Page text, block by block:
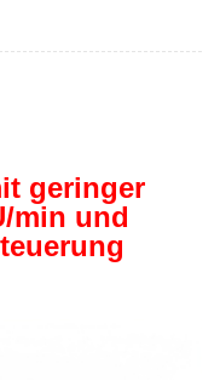
geringer
min und